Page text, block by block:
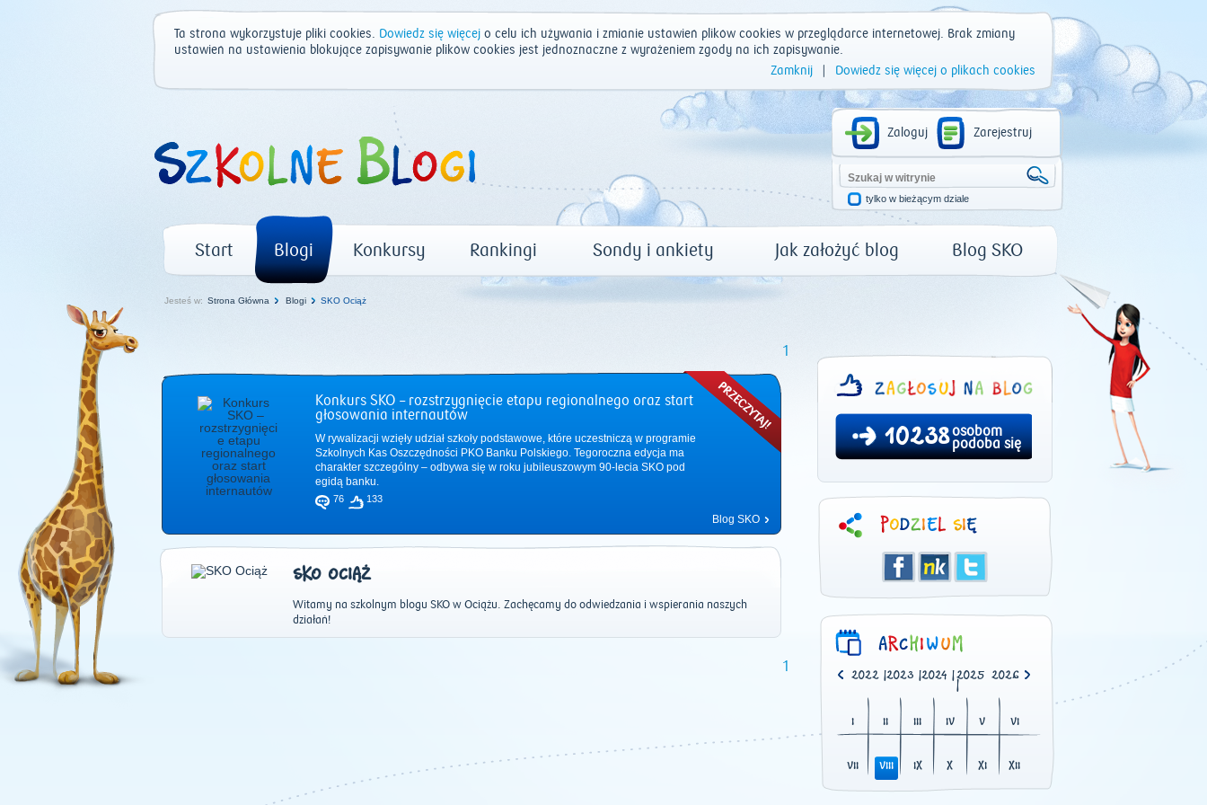
Ta strona wykorzystuje pliki cookies. Dowiedz się więcejo celu ich używania i zmianie ustawień plików cookies w przeglądarce internetowej. Brak zmiany
ustawień na ustawienia blokujące zapisywanie plików cookies jest jednoznaczne z wyrażeniem zgody na ich zapisywanie.
Zamknij
Dowiedz się więcej o plikach cookies
Zaloguj Zarejestruj
tylko w bieżącym dziale
Start Blogi Konkursy Rankingi Sondy i ankiety Jak założyć blog Blog SKO
Jesteś w: Strona Główna Blogi SKO Ociąż
1
Konkurs SKO – rozstrzygnięcie etapu regionalnego oraz start
głosowania internautów
W rywalizacji wzięły udział szkoły podstawowe, które uczestniczą w programie
Szkolnych Kas Oszczędności PKO Banku Polskiego. Tegoroczna edycja ma
charakter szczególny – odbywa się w roku jubileuszowym 90-lecia SKO pod
egidą banku.
76 133
Blog SKO
SKO OCIĄŻ
Witamy na szkolnym blogu SKO w Ociążu. Zachęcamy do odwiedzania i wspierania naszych
działań!
1
10238osobom
podoba się
2020 2021| 2022|2023 |2024 |2025
|
2026
I II III IV V VI
VII VIII IX X XI XII